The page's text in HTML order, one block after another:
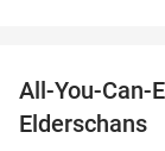
All-You-Can-
Elderschans